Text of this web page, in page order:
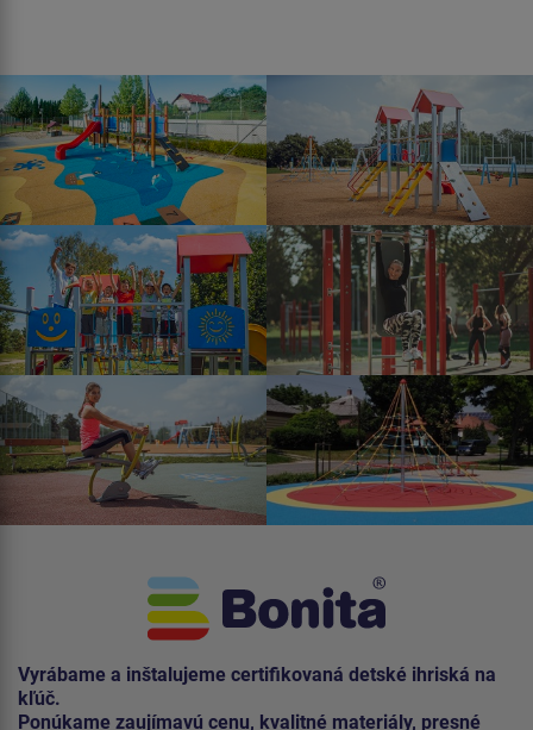
Vyrábame a inštalujeme certifikovaná detské ihriská na
kľúč.
Ponúkame zaujímavú cenu, kvalitné materiály, presné